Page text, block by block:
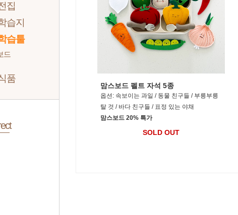
집
습지
습툴
드
품
맘스보드 펠트 자석 5종
옵션: 속보이는 과일 / 동물 친구들 / 부릉부릉
탈 것 / 바다 친구들 / 표정 있는 야채
맘스보드 20% 특가
SOLD OUT